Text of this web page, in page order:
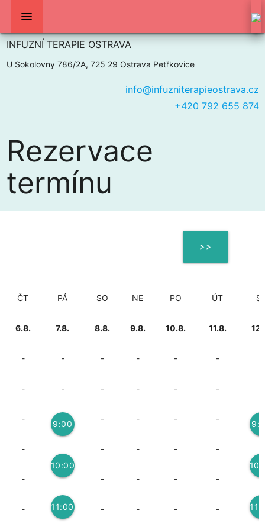
menu
INFUZNÍ TERAPIE OSTRAVA
U Sokolovny 786/2A, 725 29 Ostrava Petřkovice
info@infuzniterapieostrava.cz
+420 792 655 874
Rezervace
termínu
>>
ČT
6.8.
-
-
-
-
-
-
PÁ
7.8.
-
-
9:00
10:00
11:00
SO
8.8.
-
-
-
-
-
-
NE
9.8.
-
-
-
-
-
-
PO
10.8.
-
-
-
-
-
-
ÚT
11.8.
-
-
-
-
-
-